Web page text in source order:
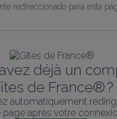
redireccionado para esta
déjà un
de France® ?
automatiquement
page après votre